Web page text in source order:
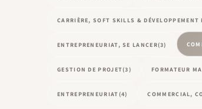
CARRIÈRE, SOFT SKILLS & DÉVELOPPEMENT
ENTREPRENEURIAT, SE LANCER(3)
GESTION DE PROJET(3) FORMATEUR
ENTREPRENEURIAT (4) COMMERCIAL,